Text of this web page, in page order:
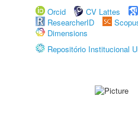
Orcid
CV Lattes
ResearcherID
Dimensions
Repositório Institucional